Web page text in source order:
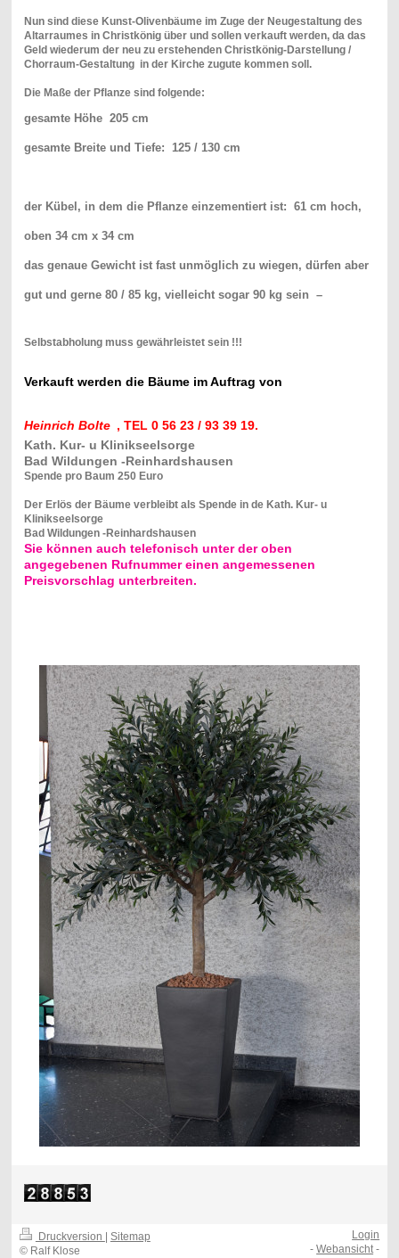
Nun sind diese Kunst-Olivenbäume im Zuge der Neugestaltung des
Altarraumes in Christkönig über und sollen verkauft werden, da das
Geld wiederum der neu zu erstehenden Christkönig-Darstellung /
Chorraum-Gestaltung in der Kirche zugute kommen soll.
Die Maße der Pflanze sind folgende:
gesamte Höhe 205 cm
gesamte Breite und Tiefe: 125 / 130 cm
der Kübel, in dem die Pflanze einzementiert ist: 61 cm hoch,
oben 34 cm x 34 cm
das genaue Gewicht ist fast unmöglich zu wiegen, dürfen aber
gut und gerne 80 / 85 kg, vielleicht sogar 90 kg sein –
Selbstabholung muss gewährleistet sein !!!
Verkauft werden die Bäume im Auftrag von
Heinrich Bolte , TEL 0 56 23 / 93 39 19.
Kath. Kur- u Klinikseelsorge
Bad Wildungen -Reinhardshausen
Spende pro Baum 250 Euro
Der Erlös der Bäume verbleibt als Spende in de Kath. Kur- u
Klinikseelsorge
Bad Wildungen -Reinhardshausen
Sie können auch telefonisch unter der oben
angegebenen Rufnummer einen angemessenen
Preisvorschlag unterbreiten.
Druckversion
Sitemap
© Ralf Klose
Login
-Webansicht-